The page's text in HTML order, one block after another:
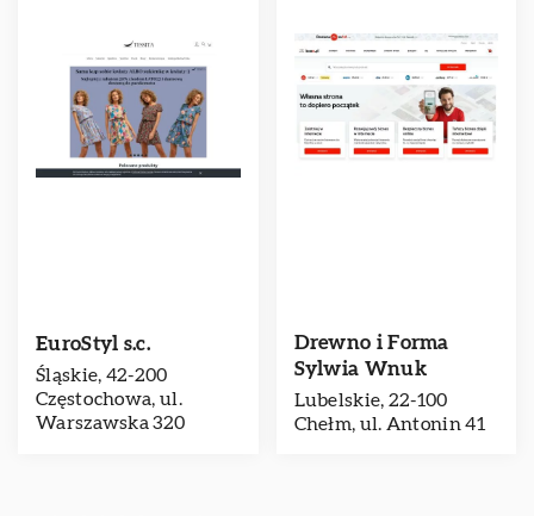
EuroStyl s.c.
Śląskie, 42-200
Częstochowa, ul.
Warszawska 320
Drewno i Forma
Sylwia Wnuk
Lubelskie, 22-100
Chełm, ul. Antonin 41